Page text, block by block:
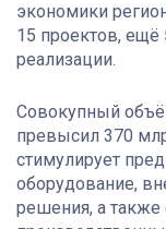
экономики
15 проектов, ещё
реализации.
Совокупный
превысил 370
стимулирует
оборудование,
решения, а